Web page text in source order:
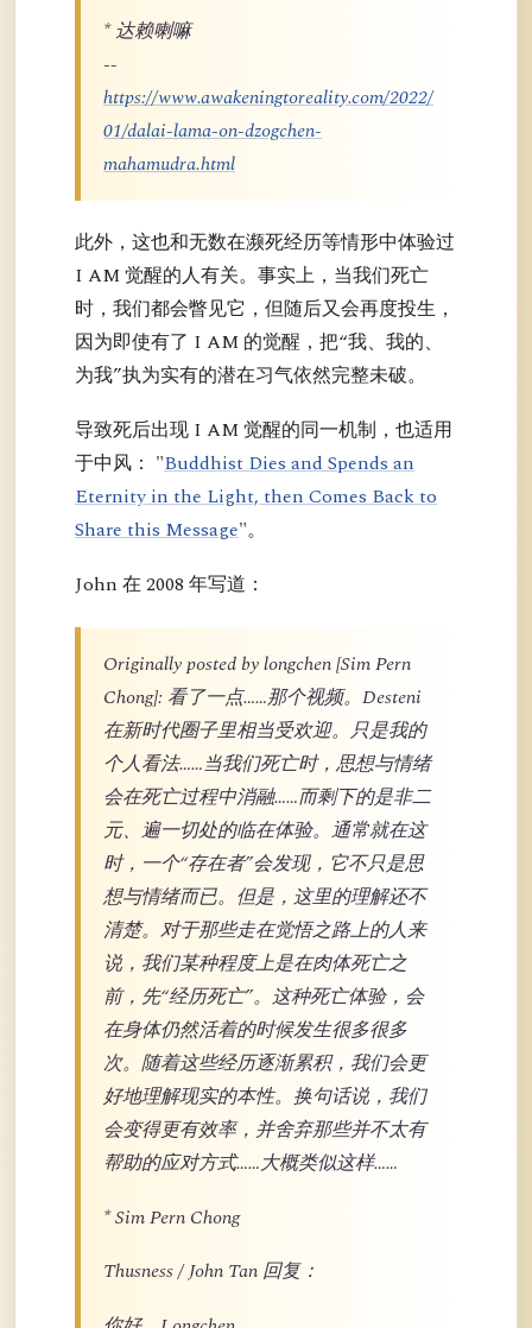
* 达赖喇嘛
--
https://www.awakeningtoreality.com/2022/
01/dalai-lama-on-dzogchen-
mahamudra.html
此外，这也和无数在濒死经历等情形中体验过
I AM 觉醒的人有关。事实上，当我们死亡
时，我们都会瞥见它，但随后又会再度投生，
因为即使有了 I AM 的觉醒，把“我、我的、
为我”执为实有的潜在习气依然完整未破。
导致死后出现 I AM 觉醒的同一机制，也适用
于中风： "Buddhist Dies and Spends an
Eternity in the Light, then Comes Back to
Share this Message"。
John 在 2008 年写道：
Originally posted by longchen [Sim Pern
Chong]: 看了一点……那个视频。Desteni
在新时代圈子里相当受欢迎。只是我的
个人看法……当我们死亡时，思想与情绪
会在死亡过程中消融……而剩下的是非二
元、遍一切处的临在体验。通常就在这
时，一个“存在者”会发现，它不只是思
想与情绪而已。但是，这里的理解还不
清楚。对于那些走在觉悟之路上的人来
说，我们某种程度上是在肉体死亡之
前，先“经历死亡”。这种死亡体验，会
在身体仍然活着的时候发生很多很多
次。随着这些经历逐渐累积，我们会更
好地理解现实的本性。换句话说，我们
会变得更有效率，并舍弃那些并不太有
帮助的应对方式……大概类似这样……
* Sim Pern Chong
Thusness / John Tan 回复：